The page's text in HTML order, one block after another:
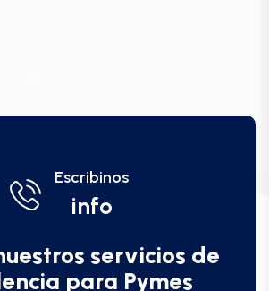
Escribinos
info
servicios de
para Pymes